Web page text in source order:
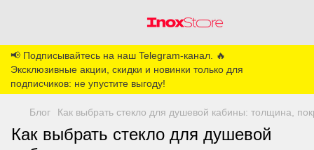
📢 Подписывайтесь на наш Telegram-канал. 🔥
Эксклюзивные акции, скидки и новинки только для
подписчиков: не упустите выгоду!
Блог Как выбрать стекло для душевой кабины: толщина,
Как выбрать стекло для душевой